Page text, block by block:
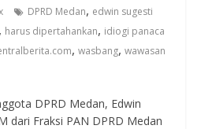
DPRD Medan, edwin sugesti
, harus dipertahankan, idiogi panaca
, wasbang, wawasan
DPRD Medan, Edwin
dari Fraksi PAN DPRD Medan